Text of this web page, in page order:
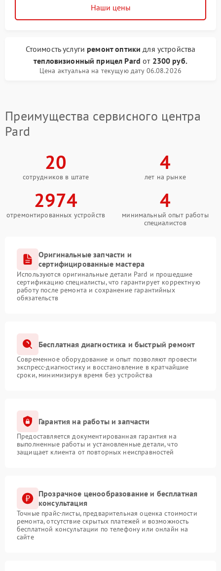
Наши цены
Стоимость услуги ремонт оптики для устройства
тепловизионный прицел Pard от 2300 руб.
Цена актуальна на текущую дату 06.08.2026
Преимущества сервисного центра
Pard
20
сотрудников в штате
4
лет на рынке
2974
отремонтированных устройств
4
минимальный опыт работы
специалистов
Оригинальные запчасти и
сертифицированные мастера
Используются оригинальные детали Pard и прошедшие
сертификацию специалисты, что гарантирует корректную
работу после ремонта и сохранение гарантийных
обязательств
Бесплатная диагностика и быстрый ремонт
Современное оборудование и опыт позволяют провести
экспресс-диагностику и восстановление в кратчайшие
сроки, минимизируя время без устройства
Гарантия на работы и запчасти
Предоставляется документированная гарантия на
выполненные работы и установленные детали, что
защищает клиента от повторных неисправностей
Прозрачное ценообразование и бесплатная
консультация
Точные прайс-листы, предварительная оценка стоимости
ремонта, отсутствие скрытых платежей и возможность
бесплатной консультации по телефону или онлайн на
сайте